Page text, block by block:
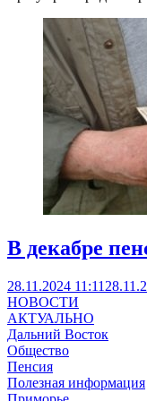
В декабре
28.11.2024 11:11
НОВОСТИ
АКТУАЛЬНО
Дальний Восток
Общество
Пенсия
Полезная информация